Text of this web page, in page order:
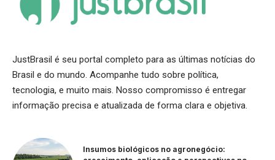
JustBrasil é seu portal completo para as últimas notícias do
Brasil e do mundo. Acompanhe tudo sobre política,
tecnologia, e muito mais. Nosso compromisso é entregar
informação precisa e atualizada de forma clara e objetiva.
Insumos biológicos no agronegócio: